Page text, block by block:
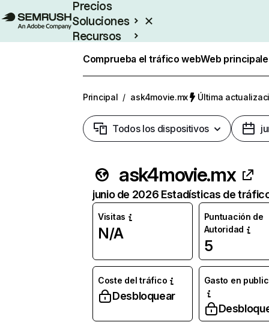
Precios
Soluciones
Recursos
Comprueba el tráfico webWeb
Principal / ask4movie.mx Última
Todos los dispositivos
ask4movie.mx
junio de 2026 Estadísticas de
Visitas
N/A
Puntuación de
Autoridad
5
Coste del tráfico
Desbloquear
Gasto en